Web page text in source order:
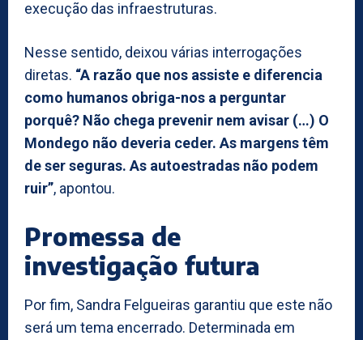
execução das infraestruturas.
Nesse sentido, deixou várias interrogações
diretas. “A razão que nos assiste e diferencia
como humanos obriga-nos a perguntar
porquê? Não chega prevenir nem avisar (…) O
Mondego não deveria ceder. As margens têm
de ser seguras. As autoestradas não podem
ruir”, apontou.
Promessa de
investigação futura
Por fim, Sandra Felgueiras garantiu que este não
será um tema encerrado. Determinada em